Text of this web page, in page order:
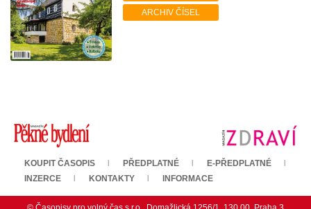
ARCHIV ČÍSEL
KOUPIT ČASOPIS PŘEDPLATNÉ
E-PŘEDPLATNÉ
INZERCE
KONTAKTY INFORMACE